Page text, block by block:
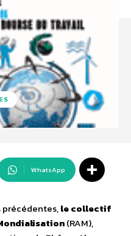
WhatsApp
le collectif
(RAM),